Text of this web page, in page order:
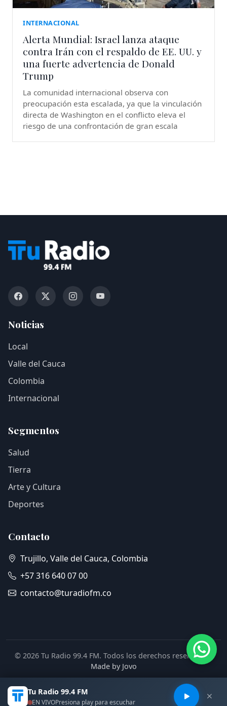
INTERNACIONAL
Alerta Mundial: Israel lanza ataque
contra Irán con el respaldo de EE. UU. y
una fuerte advertencia de Donald
Trump
La comunidad internacional observa con
preocupación esta escalada, ya que la vinculación
directa de Washington en el conflicto eleva el
riesgo de una confrontación de gran escala
Tu Radio 99.4 FM
EN VIVOPresiona play para escuchar
Noticias
Local
Valle del Cauca
Colombia
Internacional
Segmentos
Salud
Tierra
Arte y Cultura
Deportes
Contacto
Trujillo, Valle del Cauca, Colombia
+57 316 640 07 00
contacto@turadiofm.co
© 2026 Tu Radio 99.4 FM. Todos los derechos reservados.
Made by Jovo